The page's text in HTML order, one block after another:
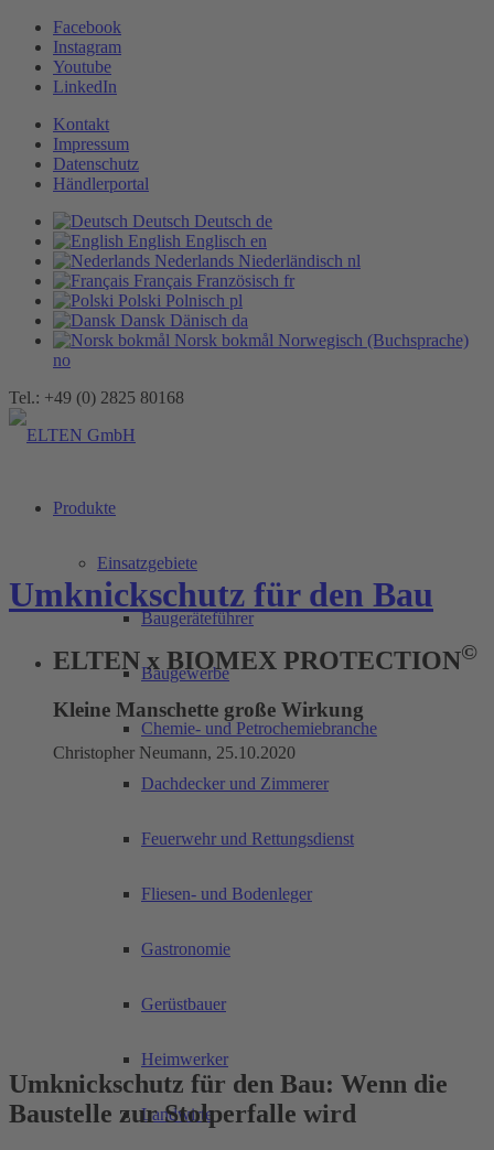
Facebook
Instagram
Youtube
LinkedIn
Kontakt
Impressum
Datenschutz
Händlerportal
Deutsch Deutsch de
English Englisch en
Nederlands Niederländisch nl
Français Französisch fr
Polski Polnisch pl
Dansk Dänisch da
Norsk bokmål Norwegisch (Buchsprache)
no
Tel.: +49 (0) 2825 80168
Produkte
Einsatzgebiete
Baugeräteführer
Baugewerbe
Chemie- und Petrochemiebranche
Dachdecker und Zimmerer
Feuerwehr und Rettungsdienst
Fliesen- und Bodenleger
Gastronomie
Gerüstbauer
Heimwerker
Landwirte
Umknickschutz für den Bau
ELTEN x BIOMEX PROTECTION©
Kleine Manschette große Wirkung
Christopher Neumann, 25.10.2020
Umknickschutz für den Bau: Wenn die
Baustelle zur Stolperfalle wird